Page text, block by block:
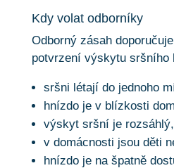
Kdy volat odborníky
Odborný zásah
potvrzení výskytu sršního
sršni létají do jednoho
hnízdo je v blízkosti
výskyt sršní je rozsáhlý,
v domácnosti jsou děti
hnízdo je na špatně